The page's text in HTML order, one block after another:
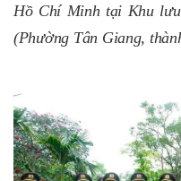
Hồ Chí Minh tại Khu
(Phường Tân Giang,